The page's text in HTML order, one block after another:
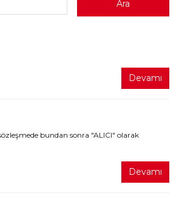
Devamı
bundan sonra "ALICI" olarak
Devamı